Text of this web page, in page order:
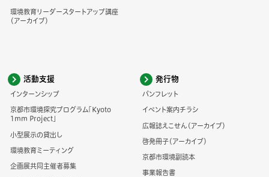
環境教育リーダースタートアップ講座
（アーカイブ）
活動支援
インターンシップ
京都市環境探究プログラム「Kyoto
1mm Project」
小型展示の貸出し
環境教育ミーティング
企画展共同主催者募集
発行物
パンフレット
イベント案内チラシ
広報誌えこせん（アーカイブ）
啓発冊子（アーカイブ）
京都市環境副読本
事業報告書